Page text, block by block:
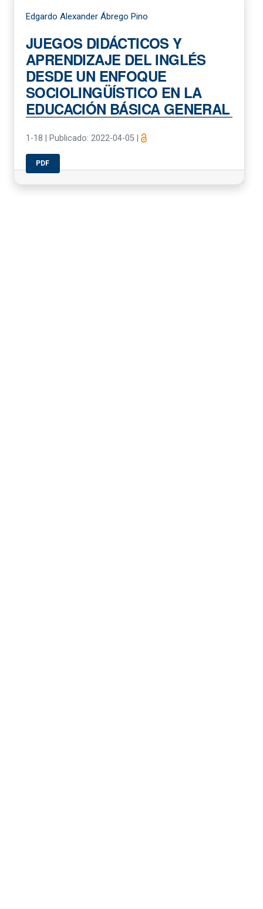
Edgardo Alexander Ábrego Pino
JUEGOS DIDÁCTICOS Y
APRENDIZAJE DEL INGLÉS
DESDE UN ENFOQUE
SOCIOLINGÜÍSTICO EN LA
EDUCACIÓN BÁSICA GENERAL
1-18 Publicado: 2022-04-05
PDF